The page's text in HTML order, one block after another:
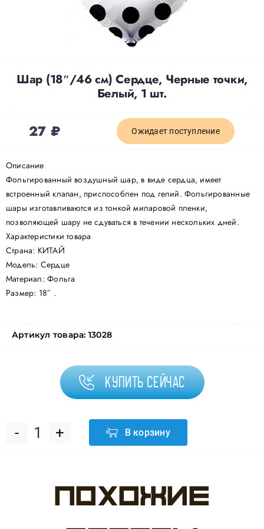
Политика конфиденциальности
Шар (18″/46 см) Сердце, Черные точки,
Белый, 1 шт.
27 ₽ Ожидает поступление
Описание
Фольгированный воздушный шар, в виде сердца, имеет
встроенный клапан, приспособлен под гелий. Фольгированные
шары изготавливаются из тонкой миларовой пленки,
позволяющей шару не сдуваться в течении нескольких дней.
Характеристики товара
Страна: КИТАЙ
Модель: Сердце
Материал: Фольга
Размер: 18″ .
Артикул товара: 13028
Купить сейчас
Количество
Шар
В корзину
Похожие